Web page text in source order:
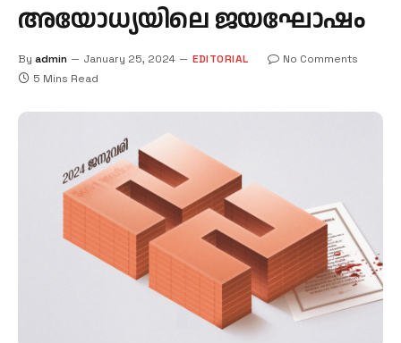
അയോധ്യയിലെ ജയഘോഷം
By admin January 25, 2024 EDITORIAL
No Comments
5 Mins Read